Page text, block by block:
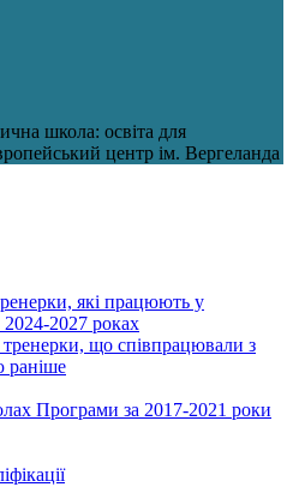
школа: освіта для
центр ім. Вергеланда
які працюють у
2027 роках
що співпрацювали з
раніше
Програми за 2017-2021 роки